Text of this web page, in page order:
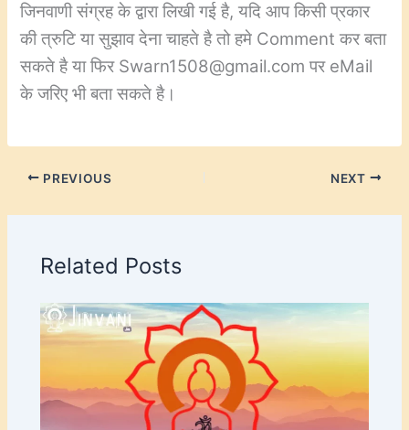
जिनवाणी संग्रह के द्वारा लिखी गई है, यदि आप किसी प्रकार
की त्रुटि या सुझाव देना चाहते है तो हमे Comment कर बता
सकते है या फिर Swarn1508@gmail.com पर eMail
के जरिए भी बता सकते है।
PREVIOUS NEXT
Related Posts